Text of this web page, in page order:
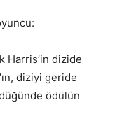
Harris’in dizide
diziyi geride
ödülün